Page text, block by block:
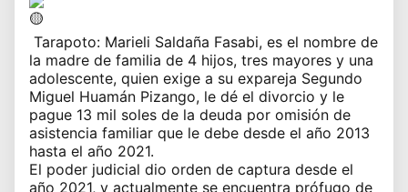
Tarapoto: Marieli Saldaña Fasabi, es el nombre de
la madre de familia de 4 hijos, tres mayores y una
adolescente, quien exige a su expareja Segundo
Miguel Huamán Pizango, le dé el divorcio y le
pague 13 mil soles de la deuda por omisión de
asistencia familiar que le debe desde el año 2013
hasta el año 2021.
El poder judicial dio orden de captura desde el
año 2021, y actualmente se encuentra prófugo de